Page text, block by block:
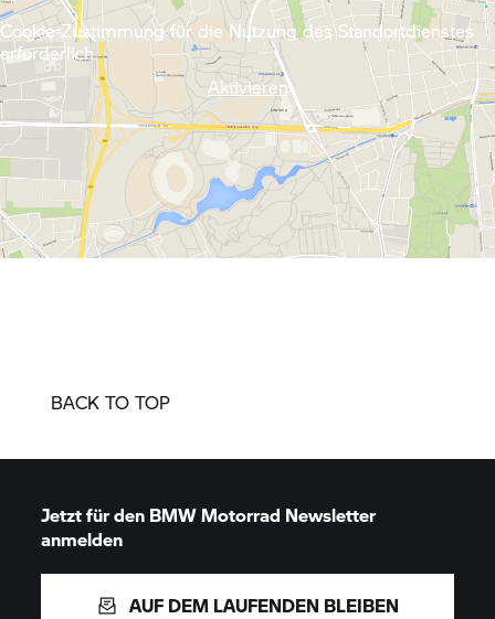
Cookie-Zustimmung für die Nutzung des Standortdienstes
erforderlich.
Aktivieren
BACK TO TOP
Jetzt für den BMW Motorrad Newsletter
anmelden
AUF DEM LAUFENDEN BLEIBEN